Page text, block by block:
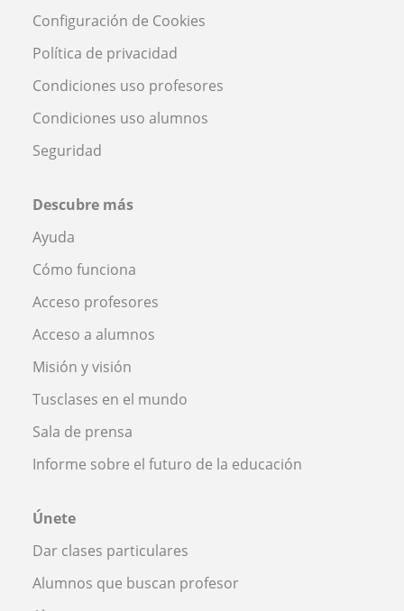
Configuración de Cookies
Política de privacidad
Condiciones uso profesores
Condiciones uso alumnos
Seguridad
Descubre más
Ayuda
Cómo funciona
Acceso profesores
Acceso a alumnos
Misión y visión
Tusclases en el mundo
Sala de prensa
Informe sobre el futuro de la educación
Únete
Dar clases particulares
Alumnos que buscan profesor